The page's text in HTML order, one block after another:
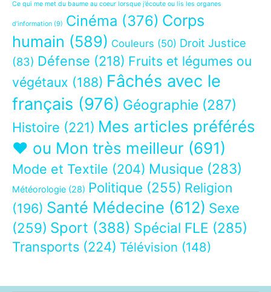
Ce qui me met du baume au coeur lorsque j’écoute ou lis les organes
d’information (9) Cinéma (376) Corps
humain (589) Couleurs (50) Droit Justice
(83) Défense (218) Fruits et légumes ou
végétaux (188) Fâchés avec le
français (976) Géographie (287)
Histoire (221) Mes articles préférés
❤ ou Mon très meilleur (691)
Mode et Textile (204) Musique (283)
Météorologie (28) Politique (255) Religion
(196) Santé Médecine (612) Sexe
(259) Sport (388) Spécial FLE (285)
Transports (224) Télévision (148)